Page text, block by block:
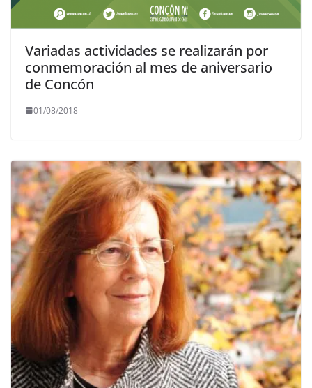
Variadas actividades se realizarán por
conmemoración al mes de aniversario
de Concón
01/08/2018